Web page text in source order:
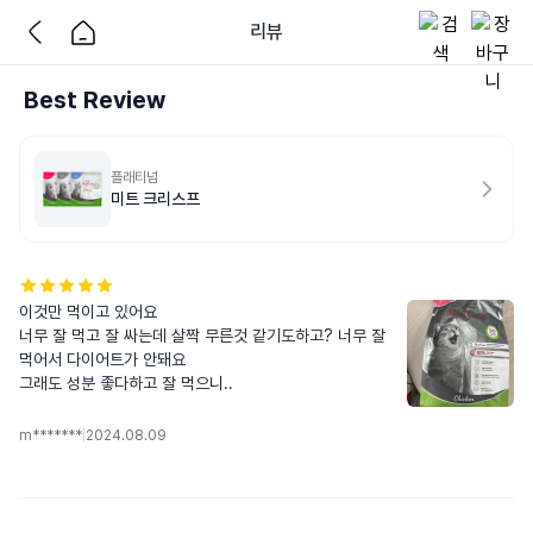
리뷰
Best Review
플래티넘
미트 크리스프
이것만 먹이고 있어요
너무 잘 먹고 잘 싸는데 살짝 무른것 같기도하고? 너무 잘
먹어서 다이어트가 안돼요
그래도 성분 좋다하고 잘 먹으니..
m******* 2024.08.09